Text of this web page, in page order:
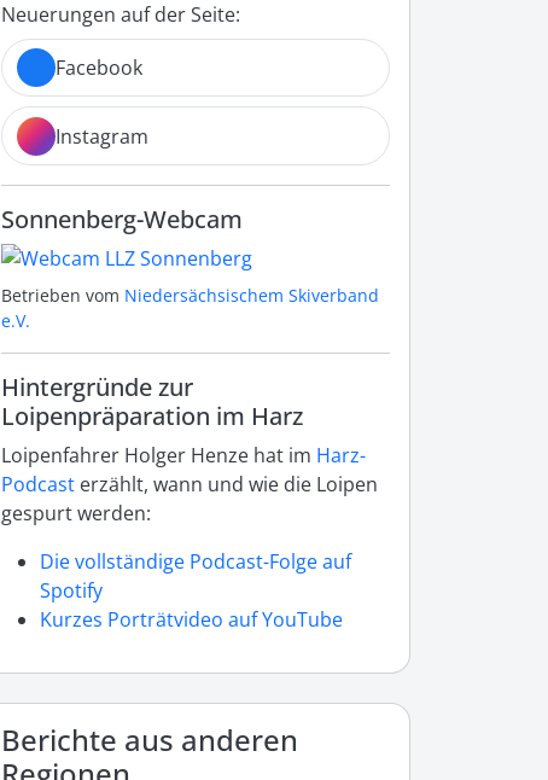
Neuerungen auf der Seite:
Facebook
Instagram
Sonnenberg-Webcam
Betrieben vom Niedersächsischem Skiverband
e.V.
Hintergründe zur
Loipenpräparation im Harz
Loipenfahrer Holger Henze hat im Harz-
Podcast erzählt, wann und wie die Loipen
gespurt werden:
Die vollständige Podcast-Folge auf
Spotify
Kurzes Porträtvideo auf YouTube
Berichte aus anderen